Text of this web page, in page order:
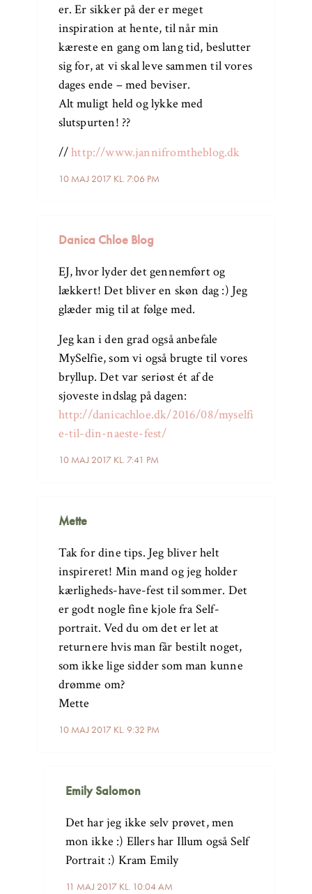
10 MAJ 2017 KL. 7:06 PM
er. Er sikker på der er meget
inspiration at hente, til når min
kæreste en gang om lang tid, beslutter
sig for, at vi skal leve sammen til vores
dages ende – med beviser.
Alt muligt held og lykke med
slutspurten! ??
//http://www.jannifromtheblog.dk
Danica Chloe Blog
10 MAJ 2017 KL. 7:41 PM
EJ, hvor lyder det gennemført og
lækkert! Det bliver en skøn dag :) Jeg
glæder mig til at følge med.
Jeg kan i den grad også anbefale
MySelfie, som vi også brugte til vores
bryllup. Det var seriøst ét af de
sjoveste indslag på dagen:
http://danicachloe.dk/2016/08/myselfi
e-til-din-naeste-fest/
Mette
10 MAJ 2017 KL. 9:32 PM
Tak for dine tips. Jeg bliver helt
inspireret! Min mand og jeg holder
kærligheds-have-fest til sommer. Det
er godt nogle fine kjole fra Self-
portrait. Ved du om det er let at
returnere hvis man får bestilt noget,
som ikke lige sidder som man kunne
drømme om?
Mette
Emily Salomon
11 MAJ 2017 KL. 10:04 AM
Det har jeg ikke selv prøvet, men
mon ikke :) Ellers har Illum også Self
Portrait :) Kram Emily